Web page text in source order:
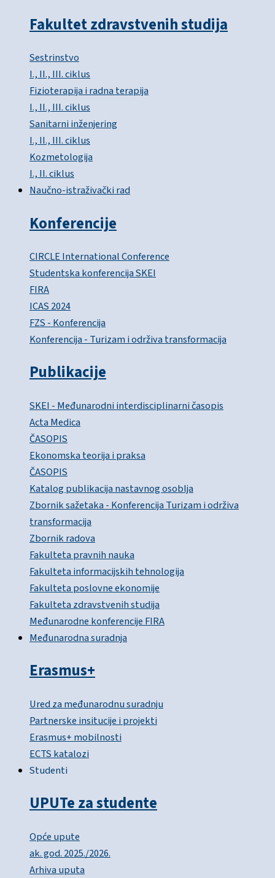
Fakultet zdravstvenih studija
Sestrinstvo
I., II., III. ciklus
Fizioterapija i radna terapija
I., II., III. ciklus
Sanitarni inženjering
I., II., III. ciklus
Kozmetologija
I., II. ciklus
Naučno-istraživački rad
Konferencije
CIRCLE International Conference
Studentska konferencija SKEI
FIRA
ICAS 2024
FZS - Konferencija
Konferencija - Turizam i održiva transformacija
Publikacije
SKEI - Međunarodni interdisciplinarni časopis
Acta Medica
ČASOPIS
Ekonomska teorija i praksa
ČASOPIS
Katalog publikacija nastavnog osoblja
Zbornik sažetaka - Konferencija Turizam i održiva
transformacija
Zbornik radova
Fakulteta pravnih nauka
Fakulteta informacijskih tehnologija
Fakulteta poslovne ekonomije
Fakulteta zdravstvenih studija
Međunarodne konferencije FIRA
Međunarodna suradnja
Erasmus+
Ured za međunarodnu suradnju
Partnerske insitucije i projekti
Erasmus+ mobilnosti
ECTS katalozi
Studenti
UPUTe za studente
Opće upute
ak. god. 2025./2026.
Arhiva uputa